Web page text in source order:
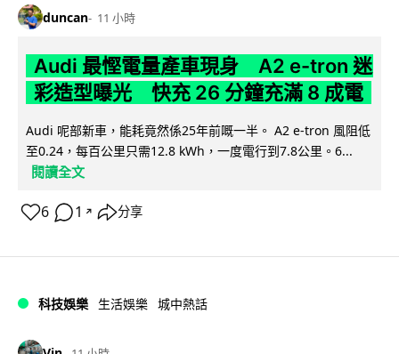
duncan 11 小時
Audi 最慳電量產車現身 A2 e-tron 迷
彩造型曝光 快充 26 分鐘充滿 8 成電
Audi 呢部新車，能耗竟然係25年前嘅一半。 A2 e-tron 風阻低
至0.24，每百公里只需12.8 kWh，一度電行到7.8公里。6...
閱讀全文
6 1 ↗ 分享
科技娛樂 生活娛樂 城中熱話